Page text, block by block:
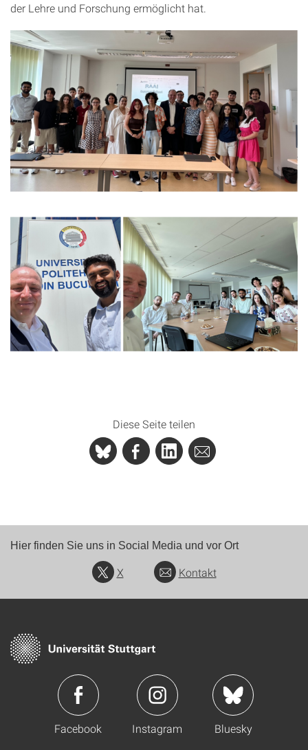
der Lehre und Forschung ermöglicht hat.
Diese Seite teilen
Hier finden Sie uns in Social Media und vor Ort
X Kontakt
Facebook Instagram Bluesky